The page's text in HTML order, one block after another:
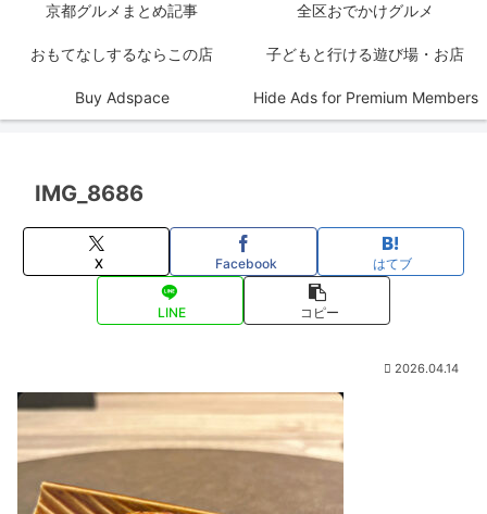
京都グルメまとめ記事 全区おでかけグルメ
おもてなしするならこの店 子どもと行ける遊び場・お店
Buy Adspace Hide Ads for Premium Members
IMG_8686
X Facebook はてブ
LINE コピー
2026.04.14